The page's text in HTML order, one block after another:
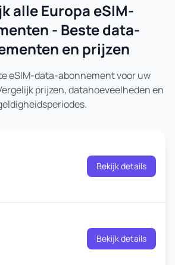
alle Europa eSIM-
- Beste data-
en prijzen
eSIM-data-abonnement voor uw
prijzen, datahoeveelheden en
Bekijk details
Bekijk details